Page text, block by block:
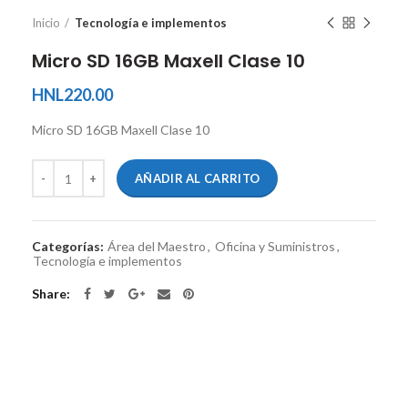
Inicio Tecnología e implementos
Micro SD 16GB Maxell Clase 10
HNL220.00
Micro SD 16GB Maxell Clase 10
AÑADIR AL CARRITO
Categorías: Área del Maestro, Oficina y Suministros,
Tecnología e implementos
Share